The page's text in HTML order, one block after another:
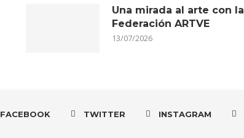
Una mirada al arte con la
Federación ARTVE
13/07/2026
FACEBOOK TWITTER INSTAGRAM